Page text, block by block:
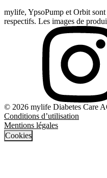
mylife, YpsoPump et Orbit sont
respectifs. Les images de
© 2026 mylife Diabetes Care
Conditions d’utilisation
Mentions légales
Cookies